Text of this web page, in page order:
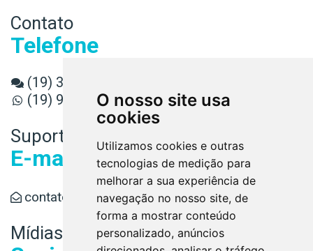
O nosso site usa
cookies
Utilizamos cookies e outras
tecnologias de medição para
melhorar a sua experiência de
navegação no nosso site, de
forma a mostrar conteúdo
personalizado, anúncios
Contato
Telefone
(19) 3589-3080
(19) 98891-6779
Suporte
E-mail
contato@conaud.cnt.br
Mídias